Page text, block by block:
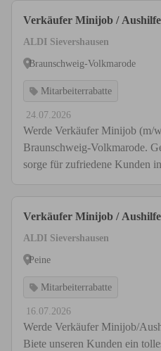
Verkäufer Minijob /
ALDI Sievershausen
Braunschweig-Volkmarode
Mitarbeiterrabatte
24.07.2026
Werde Verkäufer Minijob
Braunschweig-Volkmarode.
sorge für zufriedene Kunden
Verkäufer Minijob /
ALDI Sievershausen
Peine
Mitarbeiterrabatte
16.07.2026
Werde Verkäufer Minijob/
Biete unseren Kunden ein